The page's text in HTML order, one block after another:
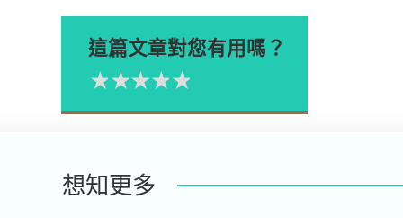
這篇文章對您有用嗎？
Please rate
4星
3星
2星
1星
想知更多